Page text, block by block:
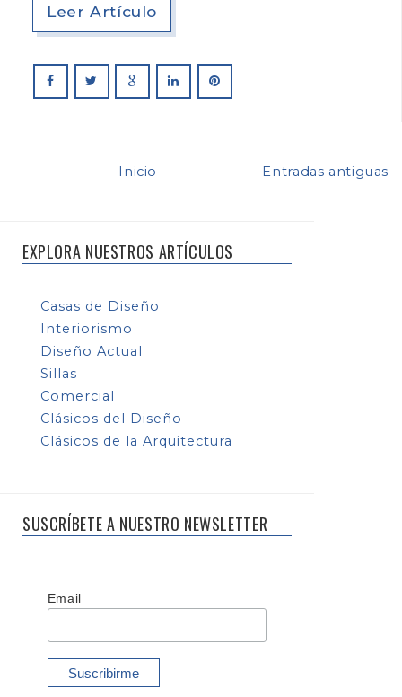
Leer Artículo
Entradas antiguas
Inicio
EXPLORA NUESTROS ARTÍCULOS
Casas de Diseño
Interiorismo
Diseño Actual
Sillas
Comercial
Clásicos del Diseño
Clásicos de la Arquitectura
SUSCRÍBETE A NUESTRO NEWSLETTER
Email